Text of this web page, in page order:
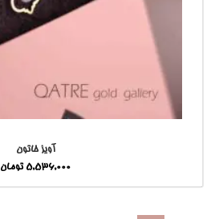
آویز خاتون
5,536,000 تومان